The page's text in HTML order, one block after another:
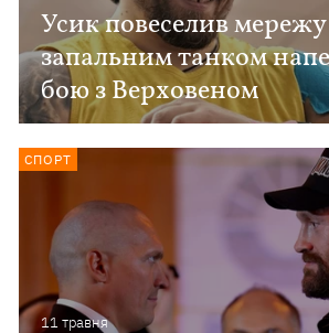
Усик повеселив мережу
запальним танком
бою з Верховеном
11 травня
СПОРТ